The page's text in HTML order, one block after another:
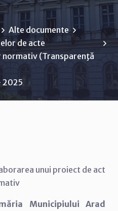
Alte documente
de acte
(Transparenţă
2025
unui proiect de act
Municipiului Arad